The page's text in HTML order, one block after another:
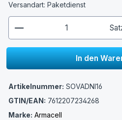
Versandart: Paketdienst
In den
Artikelnummer: SOVADNI16
GTIN/EAN: 7612207234268
Marke: Armacell